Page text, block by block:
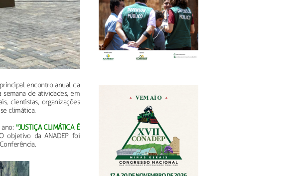
encontro anual da
semana de atividades, em
cientistas, organizações
climática.
"JUSTIÇA CLIMÁTICA É
O objetivo da ANADEP foi